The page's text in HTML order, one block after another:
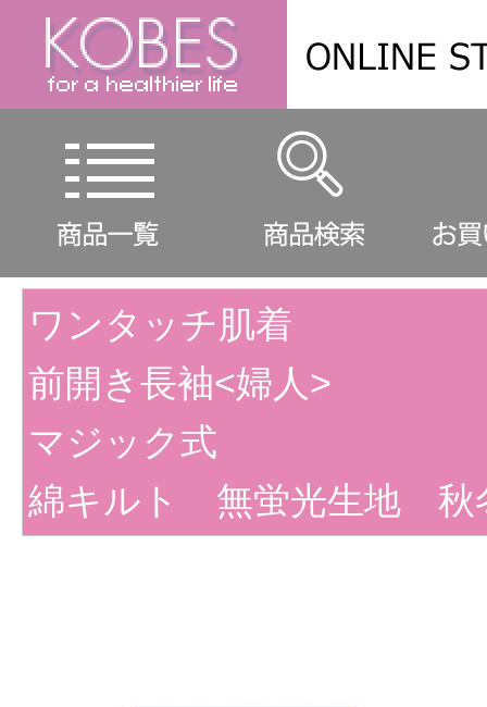
ワンタッチ肌着
前開き長袖<婦人>
マジック式
綿キルト 無蛍光生地 秋